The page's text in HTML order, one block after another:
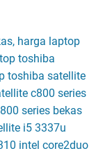
harga laptop
toshiba
toshiba satellite
c800 series
series bekas
i5 3337u
intel core2duo